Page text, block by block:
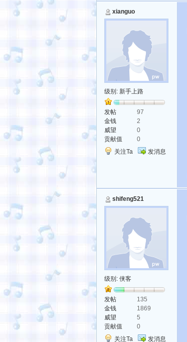
xianguo
级别: 新手上路
发帖
97
金钱
2
威望
0
贡献值
0
关注Ta
发消息
shifeng521
级别: 侠客
发帖
135
金钱
1869
威望
5
贡献值
0
关注Ta
发消息